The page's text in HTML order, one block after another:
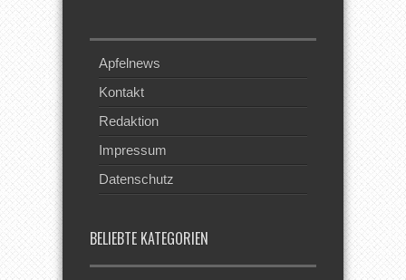
Apfelnews
Kontakt
Redaktion
Impressum
Datenschutz
BELIEBTE KATEGORIEN